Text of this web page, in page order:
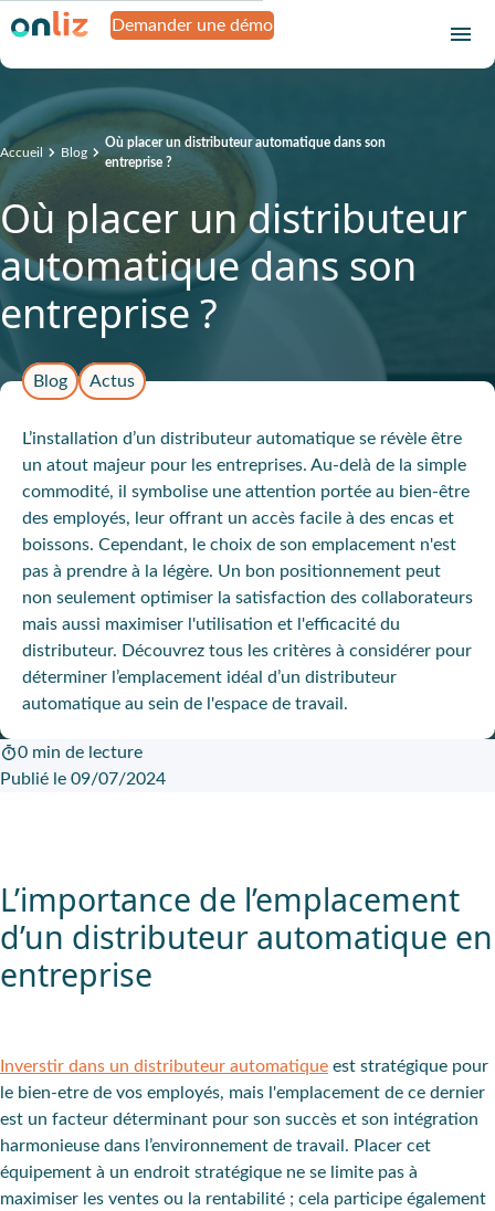
Demander une démo
Accueil Blog
Où placer un distributeur automatique dans son
entreprise ?
Où placer un distributeur
automatique dans son
entreprise ?
Blog Actus
L’installation d’un distributeur automatique se révèle être
un atout majeur pour les entreprises. Au-delà de la simple
commodité, il symbolise une attention portée au bien-être
des employés, leur offrant un accès facile à des encas et
boissons. Cependant, le choix de son emplacement n'est
pas à prendre à la légère. Un bon positionnement peut
non seulement optimiser la satisfaction des collaborateurs
mais aussi maximiser l'utilisation et l'efficacité du
distributeur. Découvrez tous les critères à considérer pour
déterminer l’emplacement idéal d’un distributeur
automatique au sein de l'espace de travail.
0 min de lecture
Publié le 09/07/2024
L’importance de l’emplacement
d’un distributeur automatique en
entreprise
Inverstir dans un distributeur automatique est stratégique pour
le bien-etre de vos employés, mais l'emplacement de ce dernier
est un facteur déterminant pour son succès et son intégration
harmonieuse dans l’environnement de travail. Placer cet
équipement à un endroit stratégique ne se limite pas à
maximiser les ventes ou la rentabilité ; cela participe également